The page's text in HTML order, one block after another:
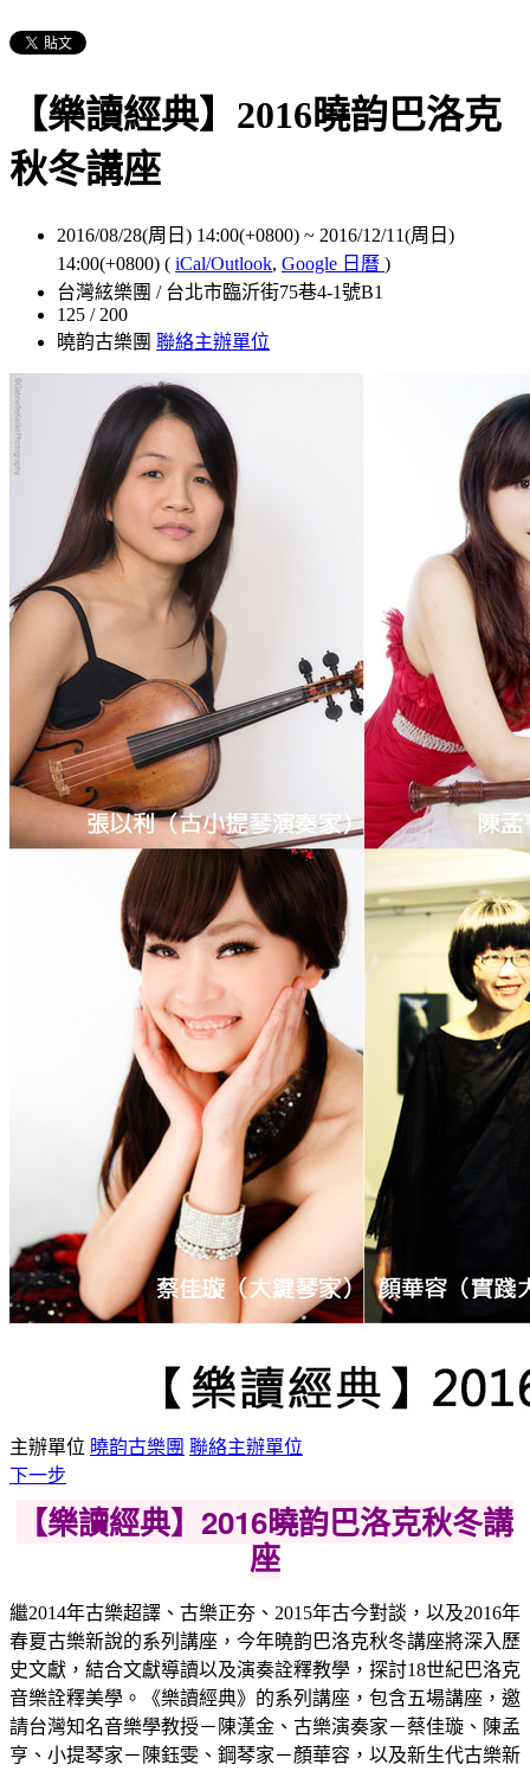
【樂讀經典】2016曉韵巴洛克
秋冬講座
2016/08/28(周日) 14:00(+0800) ~ 2016/12/11(周日)
14:00(+0800) ( iCal/Outlook, Google 日曆 )
台灣絃樂團 / 台北市臨沂街75巷4-1號B1
125 / 200
曉韵古樂團 聯絡主辦單位
主辦單位 曉韵古樂團 聯絡主辦單位
下一步
【樂讀經典】2016曉韵巴洛克秋冬講
座
繼2014年古樂超譯、古樂正夯、2015年古今對談，以及2016年
春夏古樂新說的系列講座，今年曉韵巴洛克秋冬講座將深入歷
史文獻，結合文獻導讀以及演奏詮釋教學，探討18世紀巴洛克
音樂詮釋美學。《樂讀經典》的系列講座，包含五場講座，邀
請台灣知名音樂學教授－陳漢金、古樂演奏家－蔡佳璇、陳孟
亨、小提琴家－陳鈺雯、鋼琴家－顏華容，以及新生代古樂新